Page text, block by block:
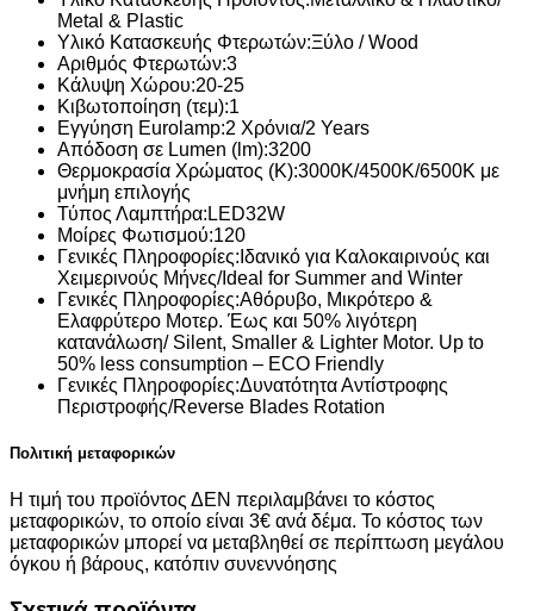
Metal & Plastic
Υλικό Κατασκευής Φτερωτών:Ξύλο / Wood
Αριθμός Φτερωτών:3
Κάλυψη Χώρου:20-25
Κιβωτοποίηση (τεμ):1
Εγγύηση Eurolamp:2 Χρόνια/2 Years
Απόδοση σε Lumen (lm):3200
Θερμοκρασία Χρώματος (K):3000K/4500K/6500K με
μνήμη επιλογής
Τύπος Λαμπτήρα: LED32W
Μοίρες Φωτισμού:120
Γενικές Πληροφορίες: Ιδανικό για Καλοκαιρινούς και
Χειμερινούς Μήνες/Ideal for Summer and Winter
Γενικές Πληροφορίες:Αθόρυβο, Μικρότερο &
Ελαφρύτερο Μοτερ. Έως και 50% λιγότερη
κατανάλωση/ Silent, Smaller & Lighter Motor. Up to
50% less consumption – ECO Friendly
Γενικές Πληροφορίες:Δυνατότητα Αντίστροφης
Περιστροφής/Reverse Blades Rotation
Πολιτική μεταφορικών
Η τιμή του προϊόντος ΔΕΝ περιλαμβάνει το κόστος
μεταφορικών, το οποίο είναι 3€ ανά δέμα. Το κόστος των
μεταφορικών μπορεί να μεταβληθεί σε περίπτωση μεγάλου
όγκου ή βάρους, κατόπιν συνεννόησης